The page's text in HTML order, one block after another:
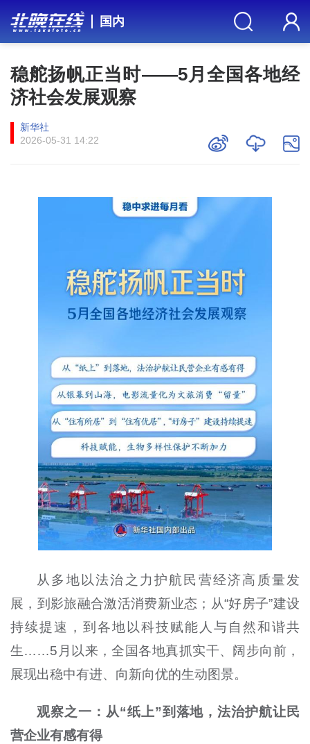
国内
稳舵扬帆正当时——5月全国各地经
济社会发展观察
新华社
2026-05-31 14:22
从多地以法治之力护航民营经济高质量发
展，到影旅融合激活消费新业态；从“好房子”建设
持续提速，到各地以科技赋能人与自然和谐共
生……5月以来，全国各地真抓实干、阔步向前，
展现出稳中有进、向新向优的生动图景。
观察之一：从“纸上”到落地，法治护航让民
营企业有感有得